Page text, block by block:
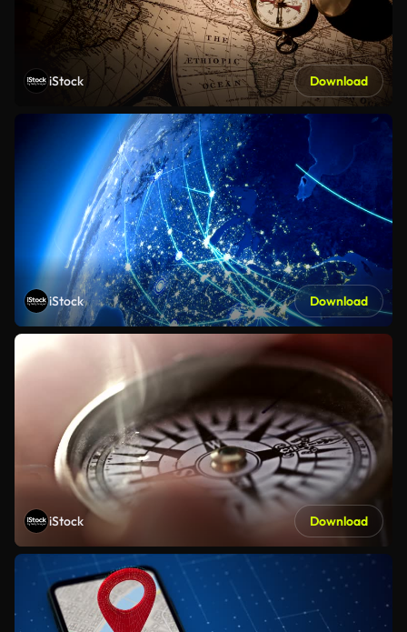
iStock Download
iStock Download
iStock Download